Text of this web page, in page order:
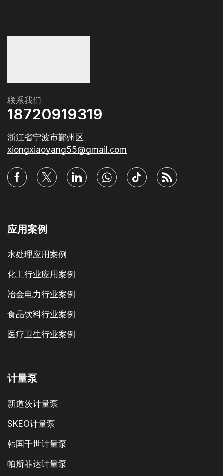
联系我们
18720919319
浙江省宁波市鄞州区
xiongxiaoyang55@gmail.com
应用案例
水处理应用案例
化工行业应用案例
冶金电力行业案例
食品饮料行业案例
医疗卫生行业案例
计量泵
新道茨计量泵
SKEO计量泵
韩国千世计量泵
帕斯菲达计量泵